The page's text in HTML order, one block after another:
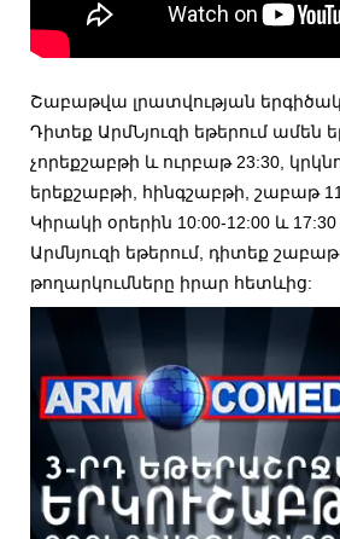
Շաբաթվա լրատվության
Դիտեք ԱրմՆյուզի եթերում ամեն
չորեքշաբթի և ուրբաթ 23:30,
երեքշաբթի, հինգշաբթի, շաբաթ
Կիրակի օրերին 10:00-12:00 և
Արմնյուզի եթերում, դիտեք
թողարկումները իրար հետևից: